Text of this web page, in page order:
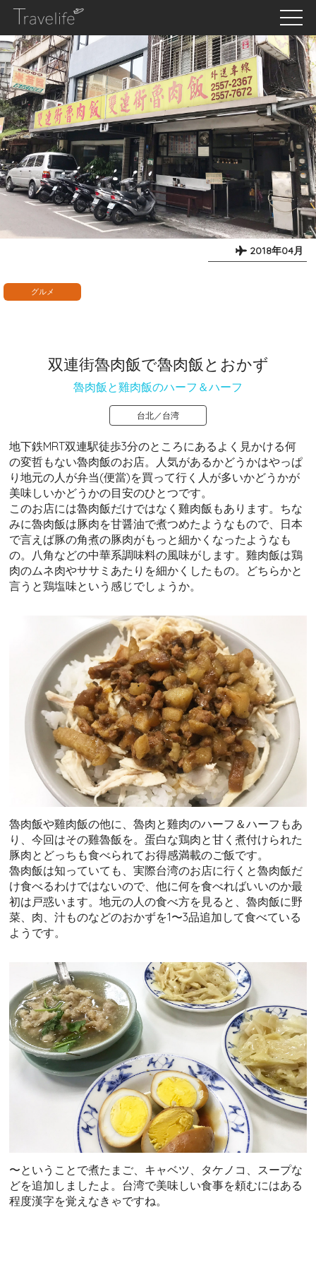
2018年04月
グルメ
双連街魯肉飯で魯肉飯とおかず
魯肉飯と雞肉飯のハーフ＆ハーフ
台北／台湾
地下鉄MRT双連駅徒歩3分のところにあるよく見かける何
の変哲もない魯肉飯のお店。人気があるかどうかはやっぱ
り地元の人が弁当(便當)を買って行く人が多いかどうかが
美味しいかどうかの目安のひとつです。
このお店には魯肉飯だけではなく雞肉飯もあります。ちな
みに魯肉飯は豚肉を甘醤油で煮つめたようなもので、日本
で言えば豚の角煮の豚肉がもっと細かくなったようなも
の。八角などの中華系調味料の風味がします。雞肉飯は鶏
肉のムネ肉やササミあたりを細かくしたもの。どちらかと
言うと鶏塩味という感じでしょうか。
魯肉飯や雞肉飯の他に、魯肉と雞肉のハーフ＆ハーフもあ
り、今回はその雞魯飯を。蛋白な鶏肉と甘く煮付けられた
豚肉とどっちも食べられてお得感満載のご飯です。
魯肉飯は知っていても、実際台湾のお店に行くと魯肉飯だ
け食べるわけではないので、他に何を食べればいいのか最
初は戸惑います。地元の人の食べ方を見ると、魯肉飯に野
菜、肉、汁ものなどのおかずを1〜3品追加して食べている
ようです。
〜ということで煮たまご、キャベツ、タケノコ、スープな
どを追加しましたよ。台湾で美味しい食事を頼むにはある
程度漢字を覚えなきゃですね。